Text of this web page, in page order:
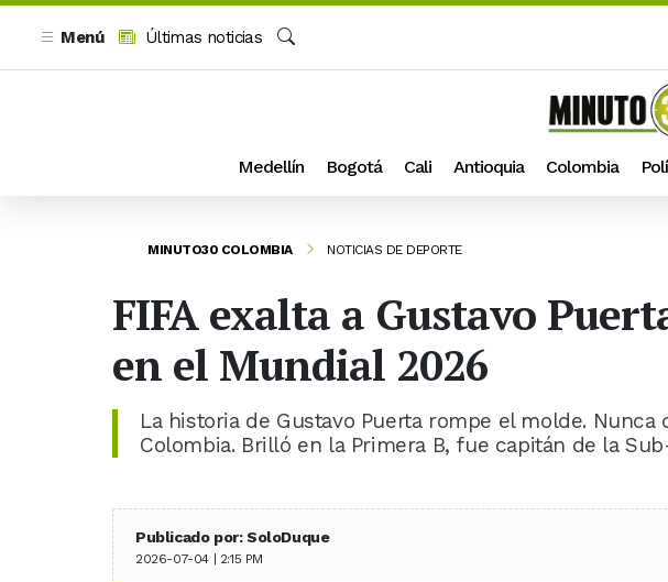
Menú
Últimas noticias
Medellín Bogotá Cali Antioquia Colombia
MINUTO30 COLOMBIA NOTICIAS DE DEPORTE
FIFA exalta a Gustavo
en el Mundial 2026
La historia de Gustavo Puerta rompe el molde.
Colombia. Brilló en la Primera B, fue capitán de la
Publicado por: SoloDuque
2026-07-04 | 2:15 PM